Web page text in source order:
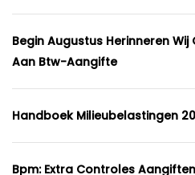
Begin Augustus Herinneren
Aan Btw-Aangifte
Handboek Milieubelastingen
Bpm: Extra Controles